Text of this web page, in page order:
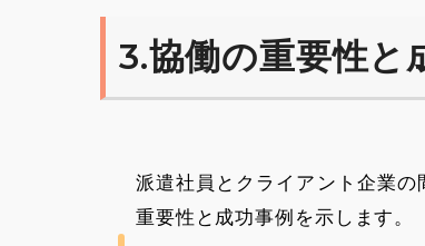
3.協働の重要性と
派遣社員とクライアント企業
重要性と成功事例を示します。